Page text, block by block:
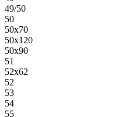
49/50
50
50х70
50х120
50х90
51
52х62
52
53
54
55